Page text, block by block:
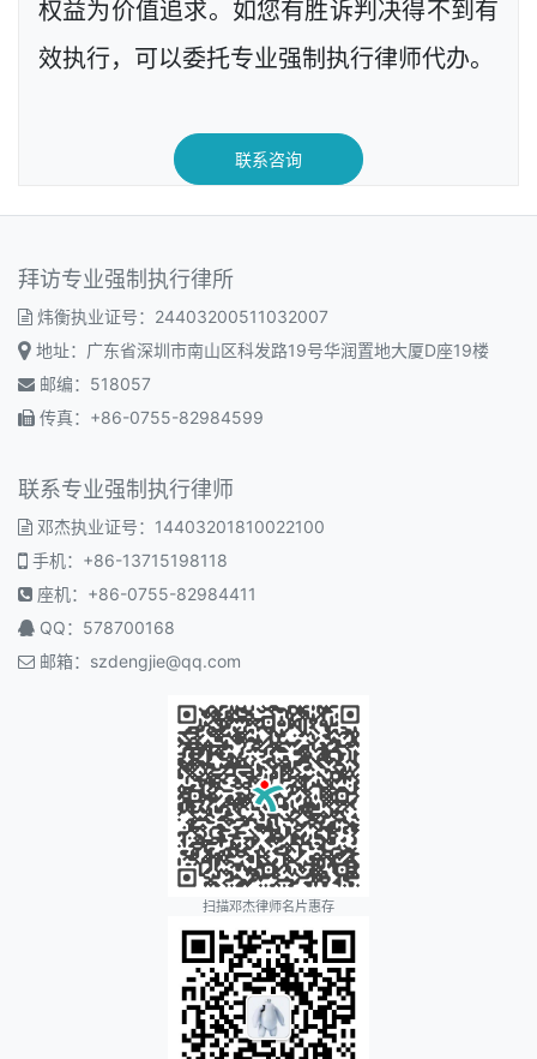
权益为价值追求。如您有胜诉判决得不到有
效执行，可以委托专业强制执行律师代办。
联系咨询
拜访专业强制执行律所
炜衡执业证号：24403200511032007
地址：广东省深圳市南山区科发路19号华润置地大厦D座19楼
邮编：518057
传真：+86-0755-82984599
联系专业强制执行律师
邓杰执业证号：14403201810022100
手机：+86-13715198118
座机：+86-0755-82984411
QQ：578700168
邮箱： szdengjie@qq.com
扫描邓杰律师名片惠存